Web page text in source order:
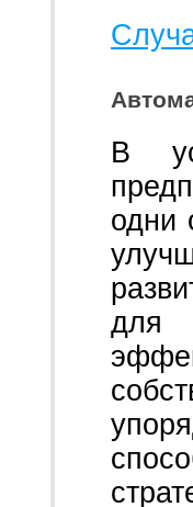
В
одни
для